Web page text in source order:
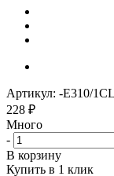
Артикул: -E310/
228 ₽
Много
-
В корзину
Купить в 1 клик